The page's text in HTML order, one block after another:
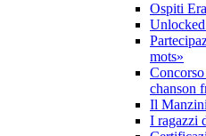
Ospiti
mots»
chanson
Il
I ragazzi